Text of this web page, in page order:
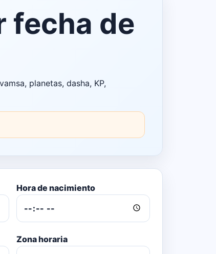
fecha de
planetas, dasha, KP,
Hora de nacimiento
Zona horaria